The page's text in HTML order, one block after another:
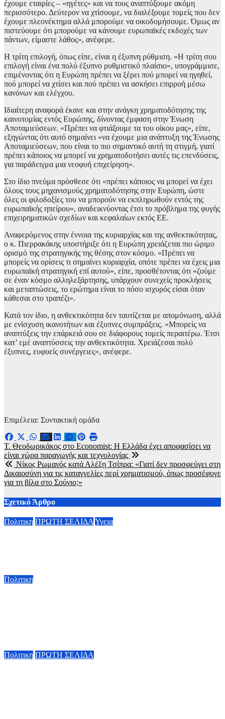
έχουμε εταιρίες – «ηγέτες» και να τους αναπτύξουμε ακόμη
περισσότερο. Δεύτερον να χτίσουμε, να διαλέξουμε τομείς που δεν
έχουμε πλεονέκτημα αλλά μπορούμε να οικοδομήσουμε. Όμως αν
πιστεύουμε ότι μπορούμε να κάνουμε ευρωπαϊκές εκδοχές των
πάντων, είμαστε λάθος», ανέφερε.
Η τρίτη επιλογή, όπως είπε, είναι η έξυπνη ρύθμιση. «Η τρίτη σου
επιλογή είναι ένα πολύ έξυπνο ρυθμιστικό πλαίσιο», υπογράμμισε,
επιμένοντας ότι η Ευρώπη πρέπει να ξέρει πού μπορεί να ηγηθεί,
πού μπορεί να χτίσει και πού πρέπει να ασκήσει επιρροή μέσω
κανόνων και ελέγχου.
Ιδιαίτερη αναφορά έκανε και στην ανάγκη χρηματοδότησης της
καινοτομίας εντός Ευρώπης, δίνοντας έμφαση στην Ένωση
Αποταμιεύσεων. «Πρέπει να φτιάξουμε τα του οίκου μας», είπε,
εξηγώντας ότι αυτό σημαίνει «να έχουμε μια ανάπτυξη της Ένωσης
Αποταμιεύσεων, που είναι το πιο σημαντικό αυτή τη στιγμή, γιατί
πρέπει κάποιος να μπορεί να χρηματοδοτήσει αυτές τις επενδύσεις,
για παράδειγμα μια νεοφυή επιχείρηση».
Στο ίδιο πνεύμα πρόσθεσε ότι «πρέπει κάποιος να μπορεί να έχει
όλους τους μηχανισμούς χρηματοδότησης στην Ευρώπη, ώστε
όλες οι φιλοδοξίες του να μπορούν να εκπληρωθούν εντός της
ευρωπαϊκής ηπείρου», αναδεικνύοντας έτσι το πρόβλημα της φυγής
επιχειρηματικών σχεδίων και κεφαλαίων εκτός ΕΕ.
Αναφερόμενος στην έννοια της κυριαρχίας και της ανθεκτικότητας,
ο κ. Πιερρακάκης υποστήριξε ότι η Ευρώπη χρειάζεται πιο ώριμο
ορισμό της στρατηγικής της θέσης στον κόσμο. «Πρέπει να
μπορείς να ορίσεις τι σημαίνει κυριαρχία, οπότε πρέπει να έχεις μια
ευρωπαϊκή στρατηγική επί αυτού», είπε, προσθέτοντας ότι «ζούμε
σε έναν κόσμο αλληλεξάρτησης, υπάρχουν συνεχείς προκλήσεις
και μεταπτώσεις, το ερώτημα είναι το πόσο ισχυρός είσαι όταν
κάθεσαι στο τραπέζι».
Κατά τον ίδιο, η ανθεκτικότητα δεν ταυτίζεται με απομόνωση, αλλά
με ενίσχυση ικανοτήτων και έξυπνες συμπράξεις. «Μπορείς να
αναπτύξεις την επάρκειά σου σε διάφορους τομείς περαιτέρω. Έτσι
κατ’ εμέ αναπτύσσεις την ανθεκτικότητα. Χρειάζεσαι πολύ
έξυπνες, ευφυείς συνέργειες», ανέφερε.
Επιμέλεια: Συντακτική ομάδα
Πλοήγηση
άρθρων
Τ. Θεοδωρικάκος στο Economist: Η Ελλάδα έχει αποφασίσει να
είναι χώρα παραγωγής και τεχνολογίας
Νίκος Ρωμανός κατά Αλέξη Τσίπρα: «Γιατί δεν προσφεύγει στη
Δικαιοσύνη για τις καταγγελίες περί χρηματισμού, όπως προσέφυγε
για τη βίλα στο Σούνιο;»
Σχετικό Άρθρο
Πολιτικη ΠΡΩΤΗ ΣΕΛΙΔΑ Υγεια
Πολιτικη
Πολιτικη ΠΡΩΤΗ ΣΕΛΙΔΑ